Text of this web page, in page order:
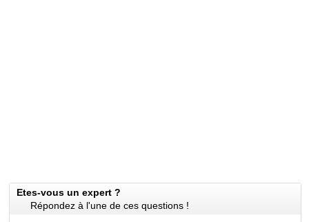
Etes-vous un expert ?
Répondez à l'une de ces questions !